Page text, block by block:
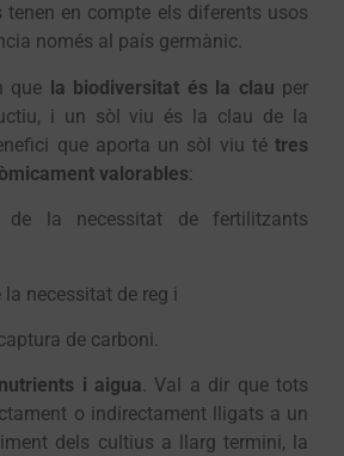
tenen en compte els diferents usos
només al país germànic.
que la biodiversitat és la clau per
i un sòl viu és la clau de la
que aporta un sòl viu té tres
valorables:
la necessitat de fertilitzants
necessitat de reg i
de carboni.
i aigua. Val a dir que tots
o indirectament lligats a un
dels cultius a llarg termini, la